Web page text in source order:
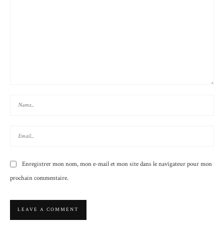
Enregistrer mon nom, mon e-mail et mon site dans le navigateur pour mon
prochain commentaire.